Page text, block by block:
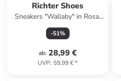
Richter Shoes
Sneakers "Wallaby" in Rosa/
Silber
-51%
ab: 28,99 €
UVP: 59,99 €*